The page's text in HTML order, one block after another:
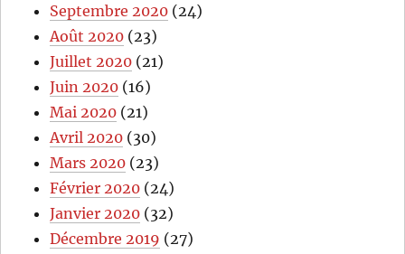
Septembre 2020 (24)
Août 2020 (23)
Juillet 2020 (21)
Juin 2020 (16)
Mai 2020 (21)
Avril 2020 (30)
Mars 2020 (23)
Février 2020 (24)
Janvier 2020 (32)
Décembre 2019 (27)